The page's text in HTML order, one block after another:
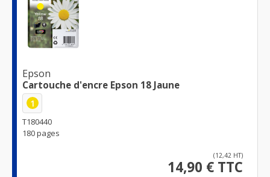
Epson
Cartouche d'encre Epson 18 Jaune
1
T180440
180 pages
(12,42 HT)
14,90 € TTC